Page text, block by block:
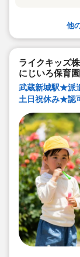
他
ライクキッズ
にじいろ保育
武蔵新城駅★派
土日祝休み★認